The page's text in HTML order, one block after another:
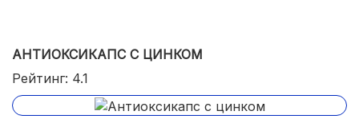
АНТИОКСИКАПС С ЦИНКОМ
Рейтинг: 4.1